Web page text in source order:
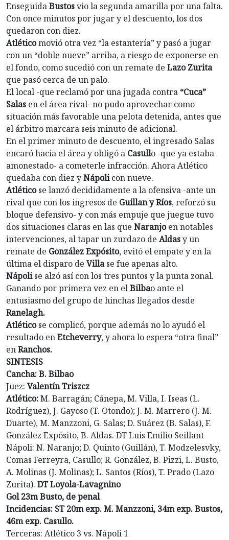
EnseguidaBustosvio la segunda amarilla por una falta.
Con once minutos por jugar y el descuento, los dos
quedaron con diez.
Atléticomovió otra vez “la estantería” y pasó a jugar
con un “doble nueve” arriba, a riesgo de exponerse en
el fondo, como sucedió con un remate de Lazo Zurita
que pasó cerca de un palo.
El local -que reclamó por una jugada contra “Cuca”
Salas en el área rival- no pudo aprovechar como
situación más favorable una pelota detenida, antes que
el árbitro marcara seis minuto de adicional.
En el primer minuto de descuento, el ingresado Salas
encaró hacia el área y obligó a Casullo -que ya estaba
amonestado- a cometerle infracción. Ahora Atlético
quedaba con diez yNápolicon nueve.
Atléticose lanzó decididamente a la ofensiva -ante un
rival que con los ingresos de Guillan y Ríos, reforzó su
bloque defensivo- y con más empuje que juegue tuvo
dos situaciones claras en las que Naranjoen notables
intervenciones, al tapar un zurdazo de Aldasy un
remate de González Expósito, evitó el empate y en la
última el disparo de Villase fue apenas alto.
Nápolise alzó así con los tres puntos y la punta zonal.
Ganando por primera vez en elBilbao ante el
entusiasmo del grupo de hinchas llegados desde
Ranelagh.
Atléticose complicó, porque además no lo ayudó el
resultado enEtcheverry, y ahora lo espera “otra final”
enRanchos.
SINTESIS
Cancha: B. Bilbao
Juez: Valentín Triszcz
Atlético:M. Barragán; Cánepa, M. Villa, I. Iseas (L.
Rodríguez), J. Gayoso (T. Otondo); J. M. Marrero (J. M.
Duarte), M. Manzzoni, G. Salas; D. Suárez (B. Salas), F.
González Expósito, B. Aldas. DT Luis Emilio Seillant
Nápoli: N. Naranjo; D. Quinto (Guillán), T. Modzelesvky,
Comas Ferreyra, Casullo; R. González, B. Pizzi, L. Busto,
A. Molinas (J. Molinas); L. Santos (Ríos), T. Prado (Lazo
Zurita). DT Loyola-Lavagnino
Gol 23m Busto, de penal
Incidencias: ST 20m exp. M. Manzzoni, 34m exp. Bustos,
46m exp. Casullo.
Terceras: Atlético 3 vs. Nápoli 1